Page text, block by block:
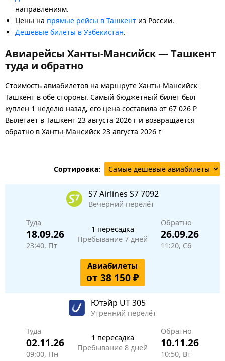
направлениям.
Цены на прямые рейсы в Ташкент из России.
Дешевые билеты в Узбекистан.
Авиарейсы Ханты-Мансийск — Ташкент
туда и обратно
Стоимость авиабилетов на маршруте Ханты-Мансийск
Ташкент в обе стороны. Самый бюджетный билет был
куплен 1 неделю назад, его цена составила от 67 026 ₽
Вылетает в Ташкент 23 августа 2026 г и возвращается
обратно в Ханты-Мансийск 23 августа 2026 г
Сортировка:
S7 Airlines S7 7092
Вечерний перелёт
Туда
18.09.26
23:40, Пт
1 пересадка
Пребывание 7 дней
Обратно
26.09.26
11:20, Сб
Авиабилеты
от 38 150 ₽
Ютэйр UT 305
Утренний перелёт
Туда
02.11.26
09:00, Пн
1 пересадка
Пребывание 8 дней
Обратно
10.11.26
10:50, Вт